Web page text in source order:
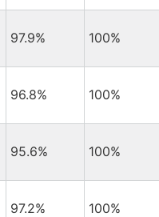
97.9% 100%
96.8% 100%
95.6% 100%
97.2% 100%